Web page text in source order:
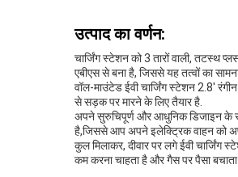
उत्पाद का वर्णन:
चार्जिंग स्टेशन को 3 तारों वाली, तटस्थ
एबीएस से बना है, जिससे यह तत्वों का
वॉल-माउंटेड ईवी चार्जिंग स्टेशन 2.8'
से सड़क पर मारने के लिए तैयार है.
अपने सुरुचिपूर्ण और आधुनिक डिजाइन के
है,जिससे आप अपने इलेक्ट्रिक वाहन को
कुल मिलाकर, दीवार पर लगे ईवी चार्जिंग
कम करना चाहता है और गैस पर पैसा बचाता